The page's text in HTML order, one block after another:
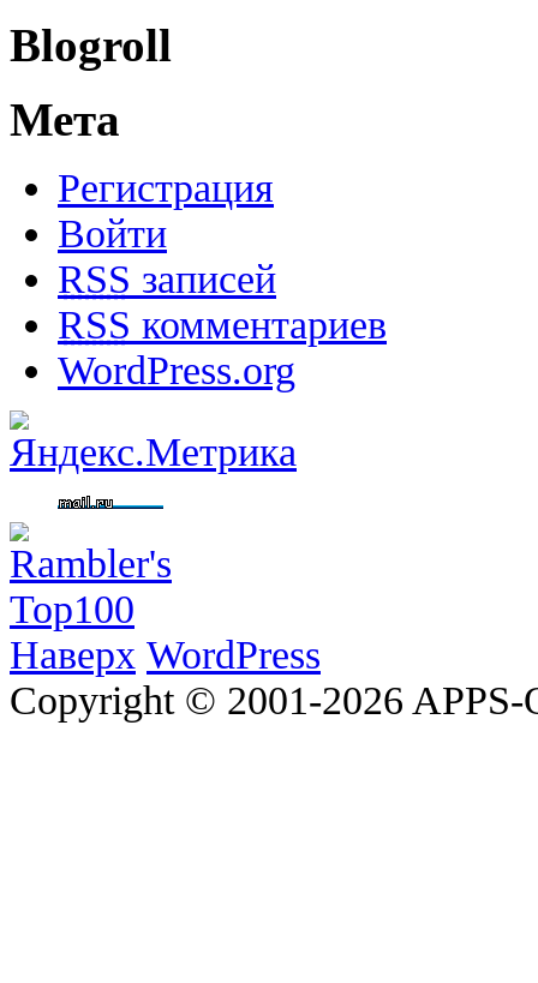
Blogroll
Мета
Регистрация
Войти
RSS записей
RSS комментариев
WordPress.org
Наверх WordPress
Copyright © 2001-2026